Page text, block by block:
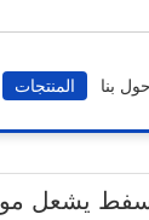
المنتجات حول بنا